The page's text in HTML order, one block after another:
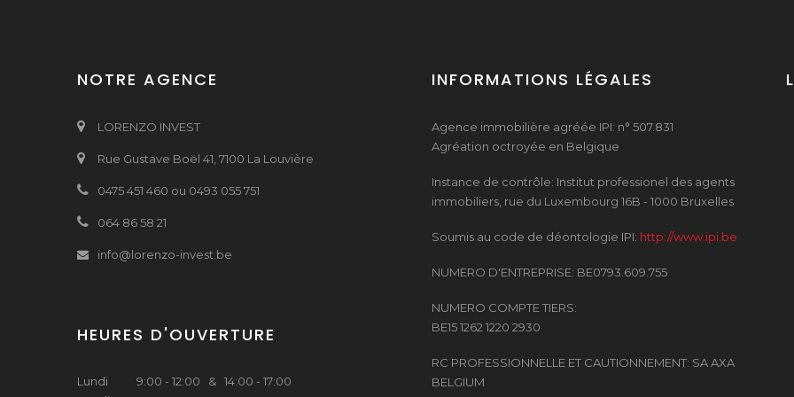
NOTRE AGENCE
LORENZO INVEST
Rue Gustave Boël 41, 7100 La Louvière
0475 451 460 ou 0493 055 751
064 86 58 21
info@lorenzo-invest.be
HEURES D'OUVERTURE
Lundi
9:00 - 12:00 & 14:00 - 17:00
INFORMATIONS LÉGALES
Agence immobilière agréée IPI: n° 507.831
Agréation octroyée en Belgique
Instance de contrôle: Institut professionel des agents
immobiliers, rue du Luxembourg 16B - 1000 Bruxelles
Soumis au code de déontologie IPI: http://www.ipi.be
NUMERO D'ENTREPRISE: BE0793.609.755
NUMERO COMPTE TIERS:
BE15 1262 1220 2930
RC PROFESSIONNELLE ET CAUTIONNEMENT: SA AXA
BELGIUM